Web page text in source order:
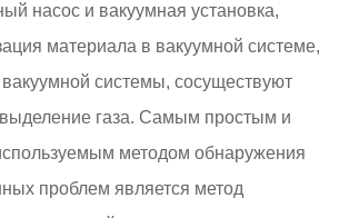
насос и вакуумная установка,
материала в вакуумной системе,
вакуумной системы, сосуществуют
выделение газа. Самым простым и
методом обнаружения
проблем является метод